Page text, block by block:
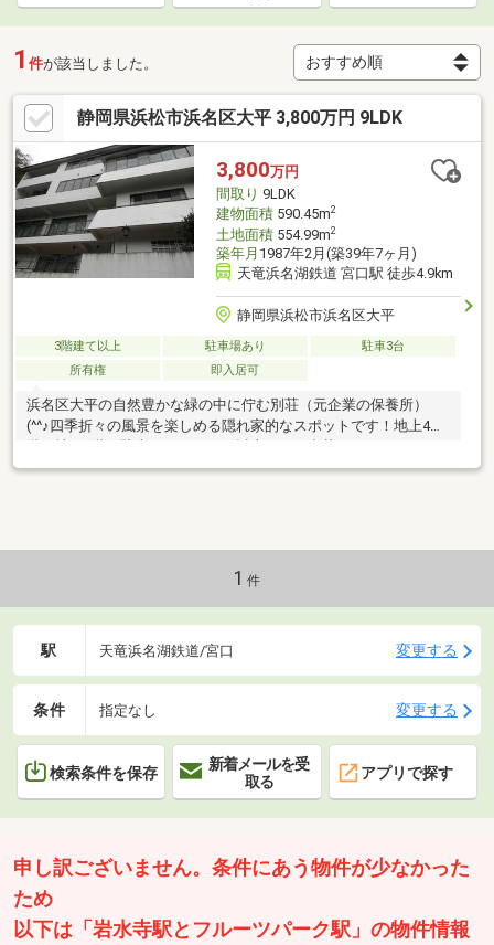
1 件が該当しました。
静岡県浜松市浜名区大平 3,800万円 9LDK
3,800万円
間取り 9LDK
建物面積590.45m2
土地面積554.99m2
築年月 1987年2月(築39年7ヶ月)
天竜浜名湖鉄道 宮口駅 徒歩4.9km
静岡県浜松市浜名区大平
3階建て以上 駐車場あり
駐車3台
所有権
即入居可
浜名区大平の自然豊かな緑の中に佇む別荘（元企業の保養所）
(^^♪四季折々の風景を楽しめる隠れ家的なスポットです！地上4
ゆとりある間取、男女別トイレ、室内エレベーター有り浴室の窓
スペースが確保されているので、大人数でのパーティーなどにも
対応できます大きな暖炉も完備されているので冬場は暖かな炎の
1 件
駅 天竜浜名湖鉄道/宮口 変更する
条件 指定なし 変更する
検索条件を保存
新着メールを受
取る
アプリで探す
申し訳ございません。条件にあう物件が少なかった
ため
以下は「岩水寺駅とフルーツパーク駅」の物件情報